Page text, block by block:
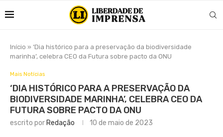
Início » ‘Dia histórico para a preservação da biodiversidade
marinha’, celebra CEO da Futura sobre pacto da ONU
Mais Notícias
‘DIA HISTÓRICO PARA A PRESERVAÇÃO DA
BIODIVERSIDADE MARINHA’, CELEBRA CEO DA
FUTURA SOBRE PACTO DA ONU
escrito por Redação 10 de maio de 2023